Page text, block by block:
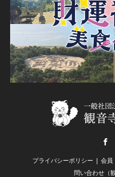
プライバシーポリシー 会員
問い合わせ（